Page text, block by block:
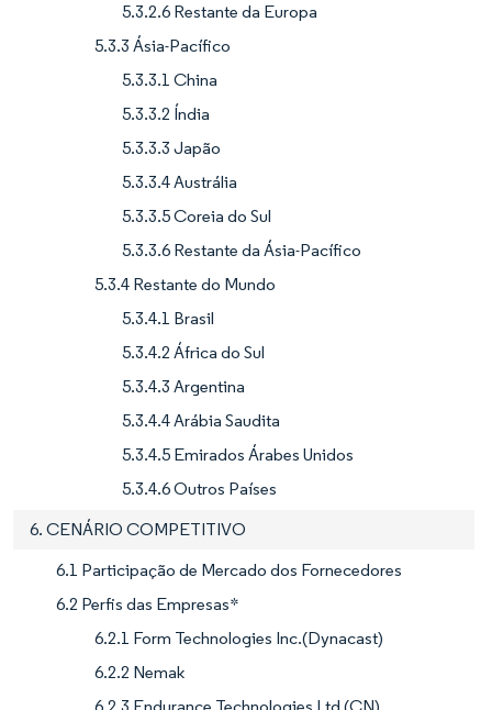
5.3.2.6 Restante da Europa
5.3.3 Ásia-Pacífico
5.3.3.1 China
5.3.3.2 Índia
5.3.3.3 Japão
5.3.3.4 Austrália
5.3.3.5 Coreia do Sul
5.3.3.6 Restante da Ásia-Pacífico
5.3.4 Restante do Mundo
5.3.4.1 Brasil
5.3.4.2 África do Sul
5.3.4.3 Argentina
5.3.4.4 Arábia Saudita
5.3.4.5 Emirados Árabes Unidos
5.3.4.6 Outros Países
6. CENÁRIO COMPETITIVO
6.1 Participação de Mercado dos Fornecedores
6.2 Perfis das Empresas*
6.2.1 Form Technologies Inc.(Dynacast)
6.2.2 Nemak